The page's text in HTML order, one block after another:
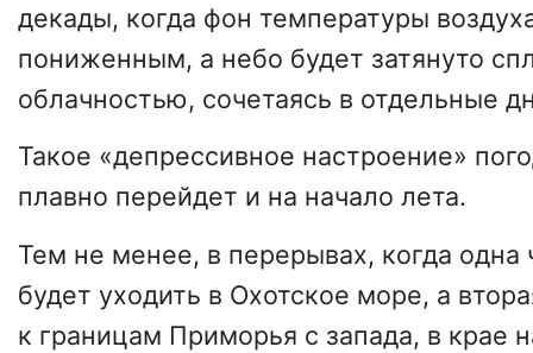
декады, когда фон температуры
пониженным, а небо будет затянуто
облачностью, сочетаясь в отдельные
Такое «депрессивное настроение»
плавно перейдет и на начало лета.
Тем не менее, в перерывах, когда одна
будет уходить в Охотское море, а
к границам Приморья с запада, в крае